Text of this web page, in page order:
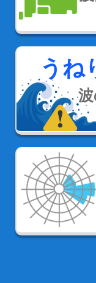
うね